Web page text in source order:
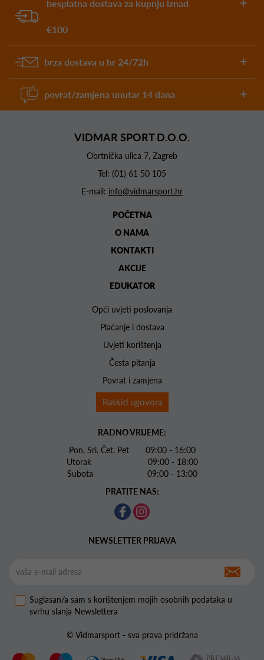
besplatna dostava za kupnju iznad
€100
brza dostava u hr 24/72h
povrat/zamjena unutar 14 dana
VIDMAR SPORT D.O.O.
Obrtnička ulica 7, Zagreb
Tel: (01) 61 50 105
E-mail: info@vidmarsport.hr
POČETNA
O NAMA
KONTAKTI
AKCIJE
EDUKATOR
Opći uvjeti poslovanja
Plaćanje i dostava
Uvjeti korištenja
Česta pitanja
Povrat i zamjena
Raskid ugovora
RADNO VRIJEME:
Pon. Sri. Čet. Pet 09:00 - 16:00
Utorak 09:00 - 18:00
Subota 09:00 - 13:00
PRATITE NAS:
NEWSLETTER PRIJAVA
Suglasan/a sam s korištenjem mojih osobnih podataka u
svrhu slanja Newslettera
© Vidmarsport - sva prava pridržana